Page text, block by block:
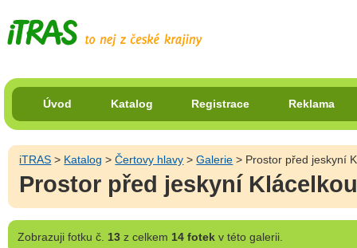
Úvod Katalog Registrace Reklama
iTRAS > Katalog >Čertovy hlavy >Galerie > Prostor před jeskyní
Prostor před jeskyní
Zobrazujifotku č. 13z celkem 14 fotekv této galerii.